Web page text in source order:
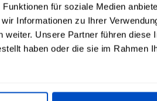
für soziale Medien
Informationen zu Ihrer
Unsere Partner führen diese
haben oder die sie im Rahmen
Französisch,
individuellen